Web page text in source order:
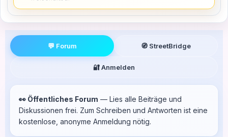
💬 Forum 🧭 StreetBridge
🔐 Anmelden
👀 Öffentliches Forum — Lies alle Beiträge und
Diskussionen frei. Zum Schreiben und Antworten ist eine
kostenlose, anonyme Anmeldung nötig.